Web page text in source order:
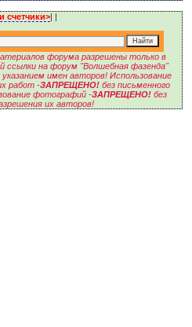
счетчики>| |
форума разрешены только в
ссылки на форум "Волшебная фазенда"
имен авторов! Использование
работ -ЗАПРЕЩЕНО!без письменного
фотографий -ЗАПРЕЩЕНО! без
их авторов!